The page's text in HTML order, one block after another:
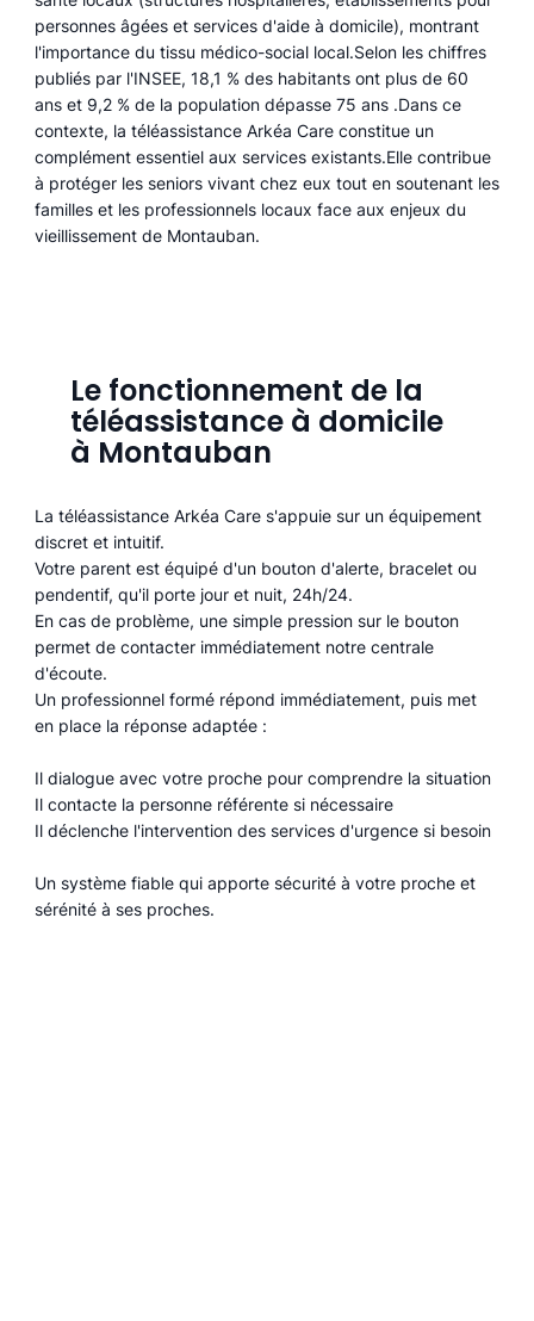
personnes âgées et services d'aide à domicile), montrant
l'importance du tissu médico-social local.Selon les chiffres
publiés par l'INSEE, 18,1 % des habitants ont plus de 60
ans et 9,2 % de la population dépasse 75 ans .Dans ce
contexte, la téléassistance Arkéa Care constitue un
complément essentiel aux services existants.Elle contribue
à protéger les seniors vivant chez eux tout en soutenant les
familles et les professionnels locaux face aux enjeux du
vieillissement de Montauban.
Le fonctionnement de la
téléassistance à domicile
à Montauban
La téléassistance Arkéa Care s'appuie sur un équipement
discret et intuitif.
Votre parent est équipé d'un bouton d'alerte, bracelet ou
pendentif, qu'il porte jour et nuit, 24h/24.
En cas de problème, une simple pression sur le bouton
permet de contacter immédiatement notre centrale
d'écoute.
Un professionnel formé répond immédiatement, puis met
en place la réponse adaptée :
Il dialogue avec votre proche pour comprendre la situation
Il contacte la personne référente si nécessaire
Il déclenche l'intervention des services d'urgence si besoin
Un système fiable qui apporte sécurité à votre proche et
sérénité à ses proches.